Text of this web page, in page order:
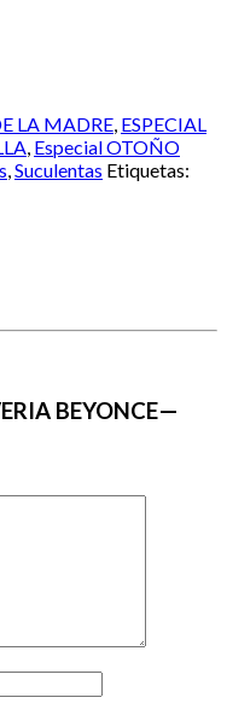
LA MADRE, ESPECIAL
, Especial OTOÑO
,Suculentas Etiquetas:
BEYONCE—